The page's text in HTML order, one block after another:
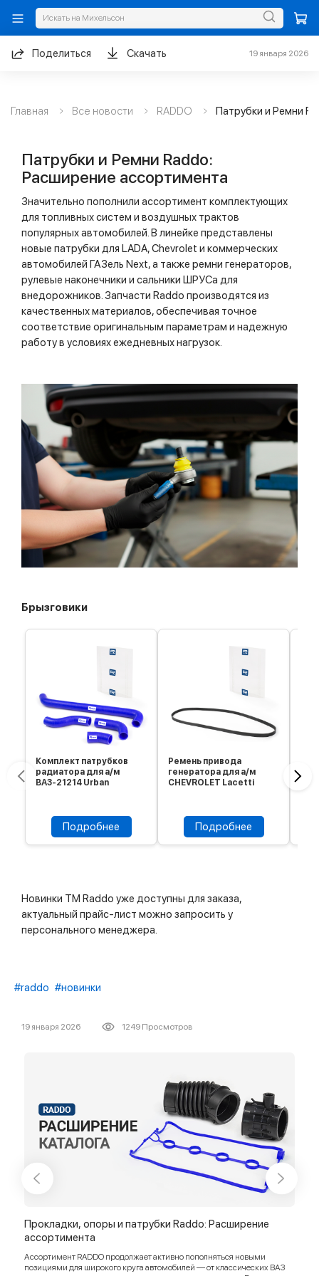
Главная Все новости RADDO Патрубки и Ремни
Поделиться Скачать 19 января 2026
Патрубки и Ремни Raddo:
Расширение ассортимента
Значительно пополнили ассортимент комплектующих
для топливных систем и воздушных трактов
популярных автомобилей. В линейке представлены
новые патрубки для LADA, Chevrolet и коммерческих
автомобилей ГАЗель Next, а также ремни генераторов,
рулевые наконечники и сальники ШРУСа для
внедорожников. Запчасти Raddo производятся из
качественных материалов, обеспечивая точное
соответствие оригинальным параметрам и надежную
работу в условиях ежедневных нагрузок.
Брызговики
Комплект патрубков
радиатора для а/м
ВАЗ-21214 Urban
Подробнее
Ремень привода
генератора для а/м
CHEVROLET Lacetti
Подробнее
Новинки ТМ Raddo уже доступны для заказа,
актуальный прайс-лист можно запросить у
персонального менеджера.
#raddo #новинки
19 января 2026 1249 Просмотров
Прокладки, опоры и патрубки Raddo: Расширение
ассортимента
Ассортимент RADDO продолжает активно пополняться новыми
позициями для широкого круга автомобилей — от классических ВАЗ